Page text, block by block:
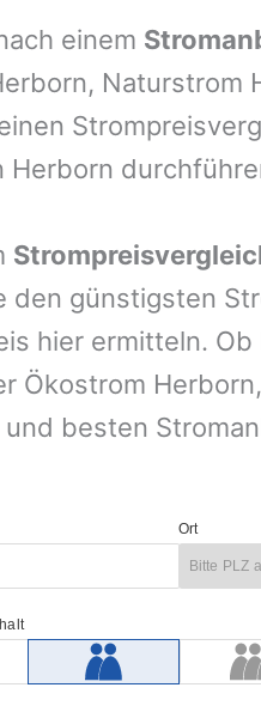
einem
Naturstrom
Herborn
den günstigsten
hier ermitteln.
Ökostrom
und besten